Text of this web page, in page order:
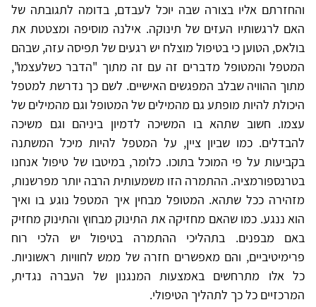
והחזרתם אליו בצורה שבה יוכל לעבדם, בדומה לתגובתה של
האם לרגשותיו העזים של תינוקה. אילנה מוסיפה ומצטטת את
בולאס, הטוען כי בטיפול מוצלח יש רגעים של תפיסה עזה, שבהם
המטפל והמטופל מדברים זה עם זה מתוך "הדבר כשלעצמו",
מתוך ההוויה שבלב המפגשים האישיים. לשם כך נדרשת למטפל
היכולת להיות מופתע גם מהמילים של המטופל וגם מהמילים של
עצמו. חשוב שתהא בו המשיכה לדמיון ביניהם וגם משיכה
להבדלים. כמו שביון ציין, על המטפל להיות מיכל המשתנה
בקביעות על פי המוכל בתוכו. כלומר, במיטבו של טיפול אנחנו
בטרנספורמציה. ההתמרה הזו משמעותית הרבה יותר מפרשנות,
מזהירה ככל שתהא. המטופל מבחין איך המטפל נוגע בו ואיך
הוא ננגע. כמו שהאם מחזיקה את התינוק מבחוץ והתינוק מחזיק
באם מבפנים. בתהליכי ההתמרה בטיפול יש הלכי רוח
פרימיטיביים, והם מאפשרים חזרה של ממש לחוויות ראשוניות.
כל אלו מתרחשים באמצעות המנגנון של העברה נגדית,
המרכזיים כל כך לתהליך הטיפולי.